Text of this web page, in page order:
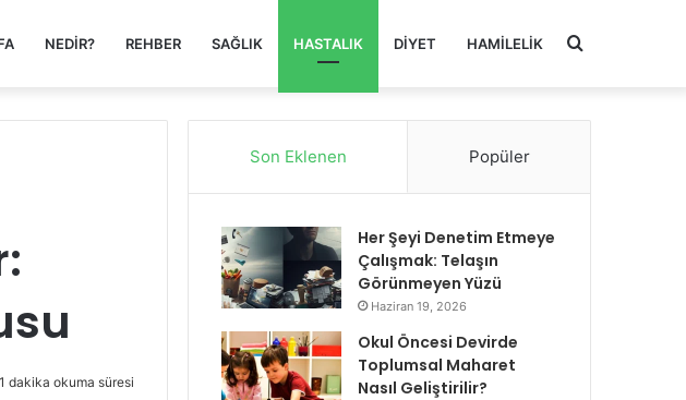
NEDIR? REHBER SAĞLIK HASTALIK DIYET HAMILELIK Arama
1 dakika okuma süresi
Son Eklenen Popüler
Her Şeyi Denetim Etmeye
Çalışmak: Telaşın
Görünmeyen Yüzü
Haziran 19, 2026
Okul Öncesi Devirde
Toplumsal Maharet
Nasıl Geliştirilir?